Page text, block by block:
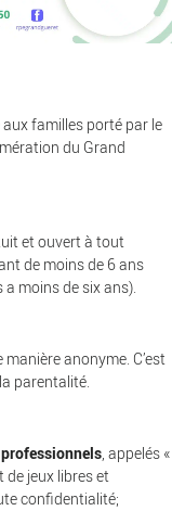
aux familles porté par le
du Grand
et ouvert à tout
de moins de 6 ans
moins de six ans).
anonyme. C’est
parentalité.
, appelés «
de jeux libres et
confidentialité;